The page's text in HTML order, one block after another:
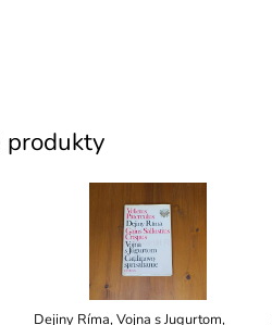
produkty
Dejiny Ríma, Vojna s Jugurtom,